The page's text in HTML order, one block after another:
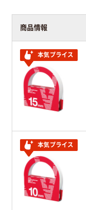
商品情報
本気プライス
本気プライス